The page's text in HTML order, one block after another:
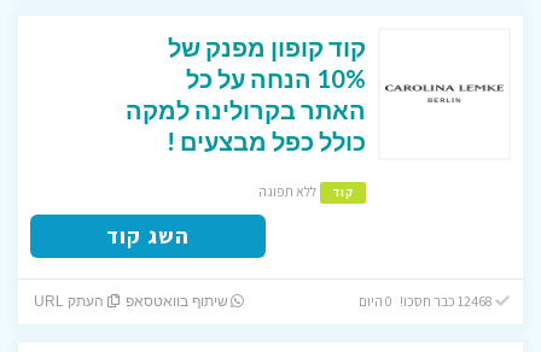
קוד קופון מפנק של
10% הנחה על כל
האתר בקרולינה למקה
כולל כפל מבצעים !
קוד ללא תפוגה
השג קוד
12468 כבר חסכו! 0 היום שיתוף בוואטסאפ העתק URL